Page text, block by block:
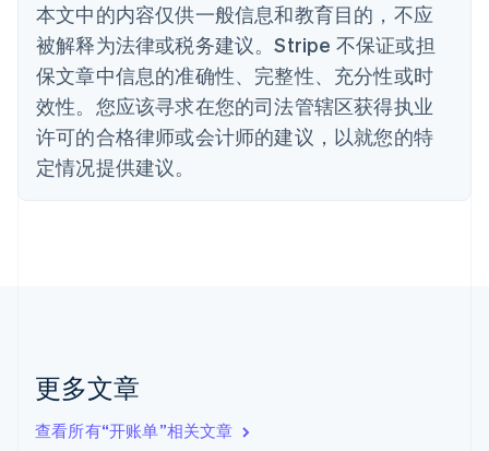
本文中的内容仅供一般信息和教育目的，不应
被解释为法律或税务建议。Stripe 不保证或担
保文章中信息的准确性、完整性、充分性或时
效性。您应该寻求在您的司法管辖区获得执业
许可的合格律师或会计师的建议，以就您的特
定情况提供建议。
更多文章
查看所有“开账单”相关文章
English
丹麦
English
德国
DeutschEnglish
法国
FrançaisEnglish
芬兰
EnglishSvenska
English Italiano
拉脱维亚
立陶宛